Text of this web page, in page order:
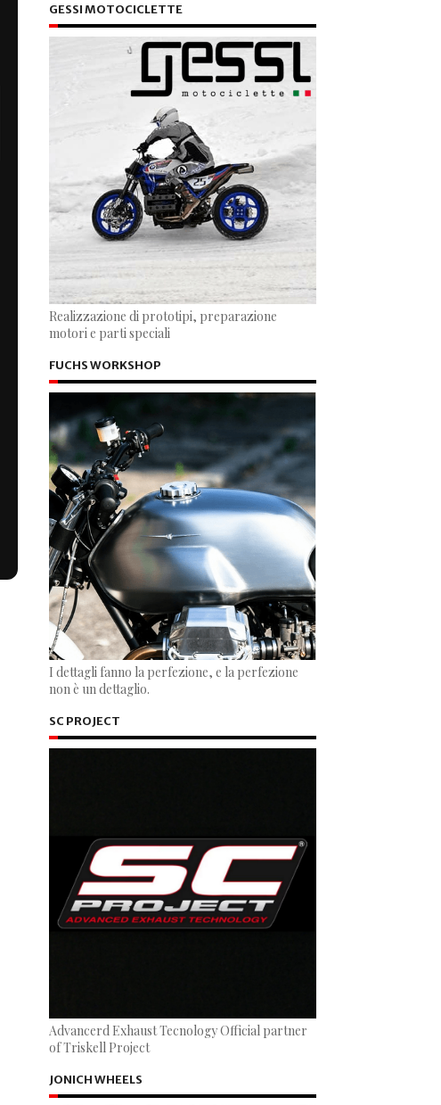
GESSI MOTOCICLETTE
Realizzazione di prototipi, preparazione
motori e parti speciali
FUCHS WORKSHOP
I dettagli fanno la perfezione, e la perfezione
non è un dettaglio.
SC PROJECT
Advancerd Exhaust Tecnology Official partner
of Triskell Project
JONICH WHEELS